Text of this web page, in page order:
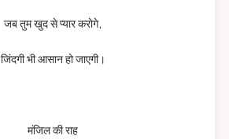
जब तुम खुद से प्यार करोगे,
जिंदगी भी आसान हो जाएगी।
मंजिल की राह